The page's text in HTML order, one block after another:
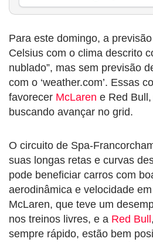
Para este domingo, a
Celsius com o clima descrito
nublado”, mas sem previsão
com o ‘weather.com’. Essas
favorecer McLaren e Red
buscando avançar no grid.
O circuito de Spa-
suas longas retas e curvas
pode beneficiar carros com
aerodinâmica e velocidade
McLaren, que teve um
nos treinos livres, e a Red Bull
sempre rápido, estão bem